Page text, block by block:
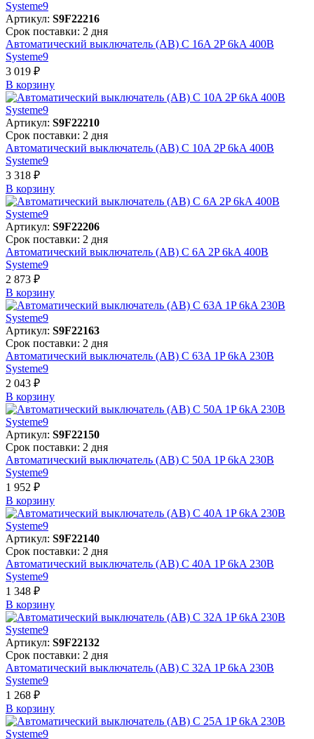
Артикул: S9F22216
Срок поставки: 2 дня
Автоматический выключатель (АВ) C 16A 2P 6kA 400В
Systeme9
3 019 ₽
В корзинy
Артикул: S9F22210
Срок поставки: 2 дня
Автоматический выключатель (АВ) C 10A 2P 6kA 400В
Systeme9
3 318 ₽
В корзинy
Артикул: S9F22206
Срок поставки: 2 дня
Автоматический выключатель (АВ) C 6A 2P 6kA 400В
Systeme9
2 873 ₽
В корзинy
Артикул: S9F22163
Срок поставки: 2 дня
Автоматический выключатель (АВ) C 63A 1P 6kA 230В
Systeme9
2 043 ₽
В корзинy
Артикул: S9F22150
Срок поставки: 2 дня
Автоматический выключатель (АВ) C 50A 1P 6kA 230В
Systeme9
1 952 ₽
В корзинy
Артикул: S9F22140
Срок поставки: 2 дня
Автоматический выключатель (АВ) C 40A 1P 6kA 230В
Systeme9
1 348 ₽
В корзинy
Артикул: S9F22132
Срок поставки: 2 дня
Автоматический выключатель (АВ) C 32A 1P 6kA 230В
Systeme9
1 268 ₽
В корзинy